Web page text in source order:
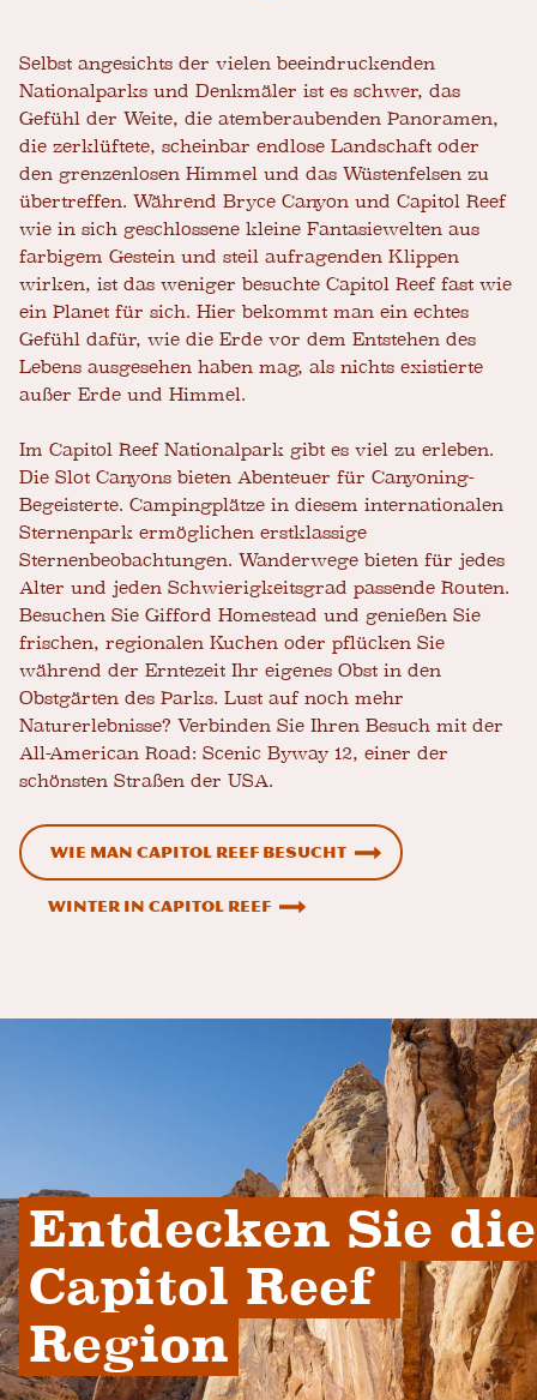
Selbst angesichts der vielen beeindruckenden
Nationalparks und Denkmäler ist es schwer, das
Gefühl der Weite, die atemberaubenden Panoramen,
die zerklüftete, scheinbar endlose Landschaft oder
den grenzenlosen Himmel und das Wüstenfelsen zu
übertreffen. Während Bryce Canyon und Capitol Reef
wie in sich geschlossene kleine Fantasiewelten aus
farbigem Gestein und steil aufragenden Klippen
wirken, ist das weniger besuchte Capitol Reef fast wie
ein Planet für sich. Hier bekommt man ein echtes
Gefühl dafür, wie die Erde vor dem Entstehen des
Lebens ausgesehen haben mag, als nichts existierte
außer Erde und Himmel.
Im Capitol Reef Nationalpark gibt es viel zu erleben.
Die Slot Canyons bieten Abenteuer für Canyoning-
Begeisterte. Campingplätze in diesem internationalen
Sternenpark ermöglichen erstklassige
Sternenbeobachtungen. Wanderwege bieten für jedes
Alter und jeden Schwierigkeitsgrad passende Routen.
Besuchen Sie Gifford Homestead und genießen Sie
frischen, regionalen Kuchen oder pflücken Sie
während der Erntezeit Ihr eigenes Obst in den
Obstgärten des Parks. Lust auf noch mehr
Naturerlebnisse? Verbinden Sie Ihren Besuch mit der
All-American Road: Scenic Byway 12, einer der
schönsten Straßen der USA.
Wie man Capitol Reef besucht
Winter in Capitol Reef
Entdecken Sie die
Capitol Reef
Region